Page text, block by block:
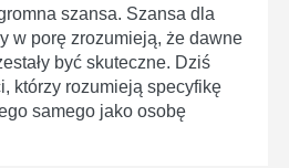
szansa. Szansa dla
w porę zrozumieją, że dawne
być skuteczne. Dziś
którzy rozumieją specyfikę
samego jako osobę